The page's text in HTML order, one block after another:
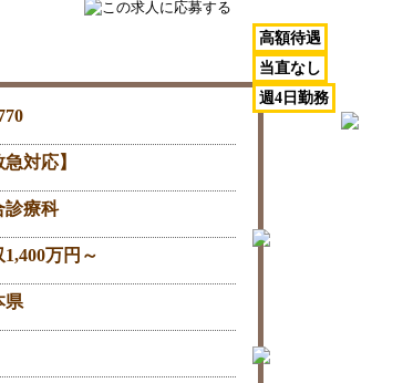
野総合病院
急対応】
診療科
1,400万円～
県
高額待遇
当直なし
週4日勤務